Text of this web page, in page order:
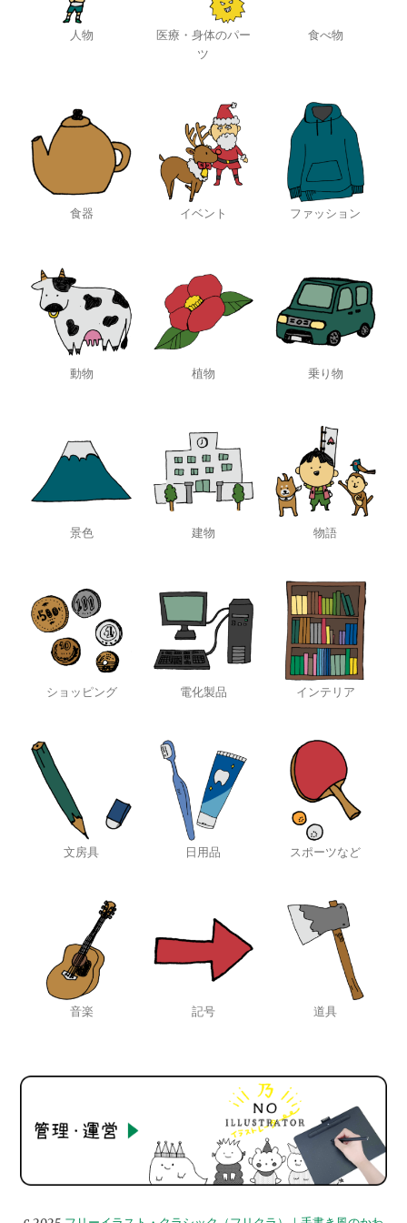
人物
医療・身体のパー
ツ
食べ物
食器 イベント ファッション
動物 植物 乗り物
景色 建物 物語
ショッピング 電化製品 インテリア
文房具 日用品 スポーツなど
音楽 記号 道具